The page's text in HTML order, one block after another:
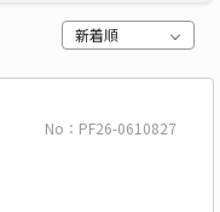
新着順
No：PF26-0610827